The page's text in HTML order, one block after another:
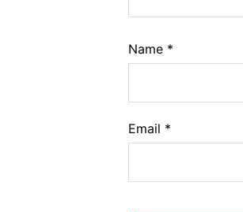
Name *
Email *